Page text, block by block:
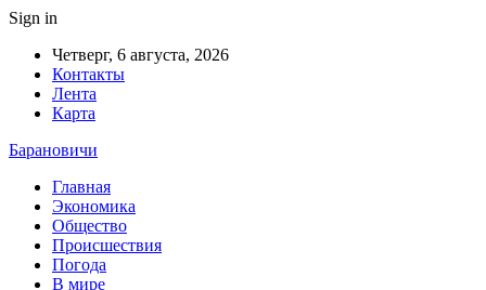
Sign in
Четверг, 6 августа, 2026
Контакты
Лента
Карта
Барановичи
Главная
Экономика
Общество
Происшествия
Погода
В мире